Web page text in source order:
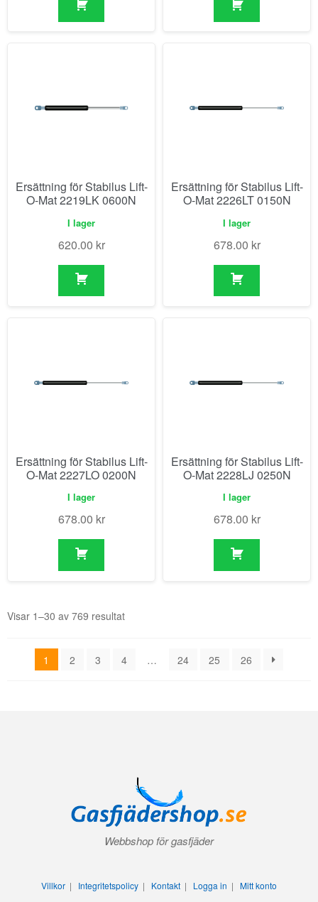
Ersättning för Stabilus Lift-
O-Mat 2219LK 0600N
I lager
620.00 kr
Ersättning för Stabilus Lift-
O-Mat 2226LT 0150N
I lager
678.00 kr
Ersättning för Stabilus Lift-
O-Mat 2227LO 0200N
I lager
678.00 kr
Ersättning för Stabilus Lift-
O-Mat 2228LJ 0250N
I lager
678.00 kr
Visar 1–30 av 769 resultat
1 2 3 4 … 24 25 26
Webbshop för gasfjäder
Villkor | Integritetspolicy | Kontakt | Logga in | Mitt konto